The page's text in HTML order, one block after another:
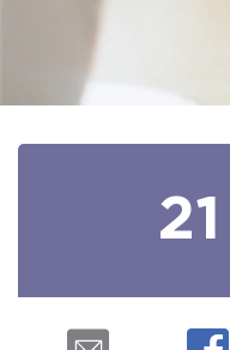
21